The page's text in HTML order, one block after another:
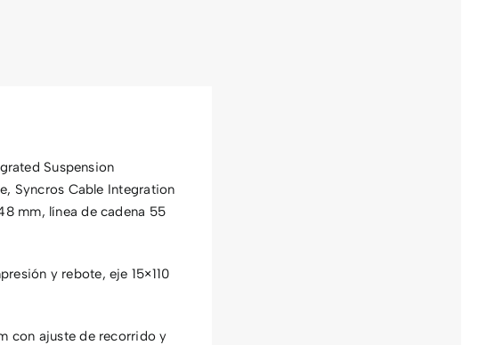
Suspension
Syncros Cable Integration
mm, línea de cadena 55
y rebote, eje 15×110
con ajuste de recorrido y